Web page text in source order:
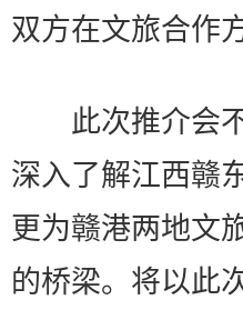
双方在文旅合作
此次推介会不
深入了解江西赣
更为赣港两地文
的桥梁。将以此